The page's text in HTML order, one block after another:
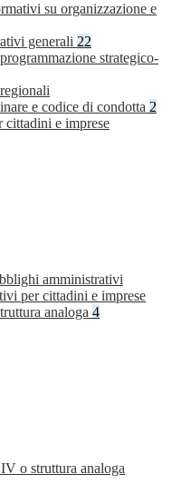
su organizzazione e
generali 22
strategico-
e codice di condotta 2
e imprese
amministrativi
per cittadini e imprese
analoga 4
o struttura analoga